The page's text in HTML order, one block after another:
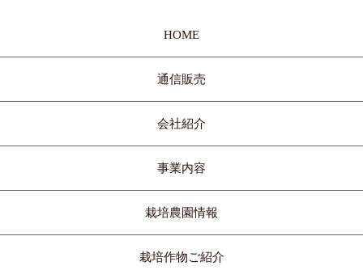
HOME
通信販売
会社紹介
事業内容
栽培農園情報
栽培作物ご紹介